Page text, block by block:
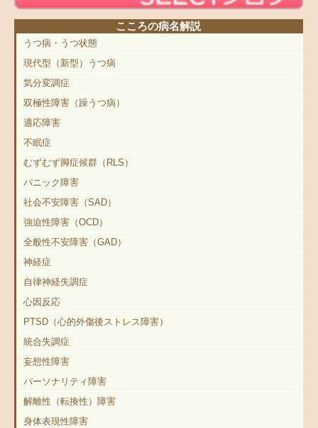
こころの病名解説
うつ病・うつ状態
現代型（新型）うつ病
気分変調症
双極性障害（躁うつ病）
適応障害
不眠症
むずむず脚症候群（RLS）
パニック障害
社会不安障害（SAD）
強迫性障害（OCD）
全般性不安障害（GAD）
神経症
自律神経失調症
心因反応
PTSD（心的外傷後ストレス障害）
統合失調症
妄想性障害
パーソナリティ障害
解離性（転換性）障害
身体表現性障害